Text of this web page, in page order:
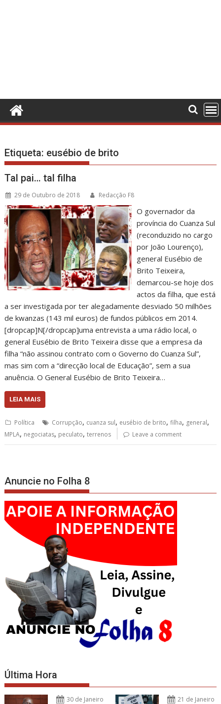
Etiqueta: eusébio de brito
Tal pai… tal filha
29 de Outubro de 2018 Redacção F8
O governador da
província do Cuanza Sul
(reconduzido no cargo
por João Lourenço),
general Eusébio de
Brito Teixeira,
demarcou-se hoje dos
actos da filha, que está
a ser investigada por ter alegadamente desviado 50 milhões
de kwanzas (143 mil euros) de fundos públicos em 2014.
[dropcap]N[/dropcap]uma entrevista a uma rádio local, o
general Eusébio de Brito Teixeira disse que a empresa da
filha “não assinou contrato com o Governo do Cuanza Sul”,
mas sim com a “direcção local de Educação”, sem a sua
anuência. O General Eusébio de Brito Teixeira…
LEIA MAIS
Política Corrupção, cuanza sul, eusébio de brito,filha, general,
MPLA, negociatas, peculato,terrenos Leave a comment
Anuncie no Folha 8
Última Hora
30 de Janeiro
21 de Janeiro